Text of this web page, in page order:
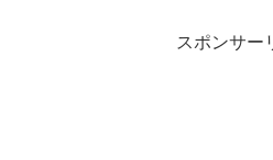
スポンサー